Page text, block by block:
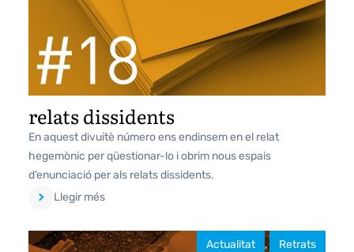
relats dissidents
En aquest divuitè número ens endinsem en el relat
hegemònic per qüestionar-lo i obrim nous espais
d’enunciació per als relats dissidents.
Llegir més
Actualitat , Retrats